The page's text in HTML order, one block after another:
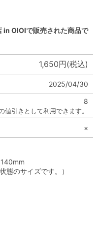
OIOIで販売された商品で
1,650円(税込)
2025/04/30
8
値引きとして利用できます。
×
態のサイズです。）